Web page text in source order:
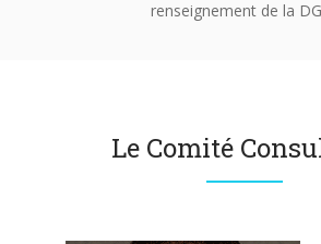
renseignement de la
Le Comité